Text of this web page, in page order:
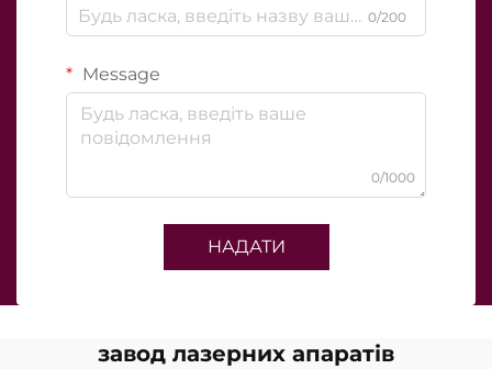
0/200
Message
0/1000
НАДАТИ
завод лазерних апаратів